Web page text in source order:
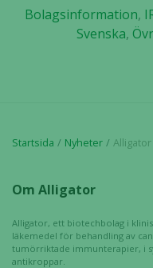
Bolagsinformation,
Svenska,
Startsida Nyheter Alligator Bioscience presenterar resultat
Om Alligator
Alligator, ett biotechbolag i
läkemedel för behandling av
tumörriktade immunterapier, i
antikroppar.